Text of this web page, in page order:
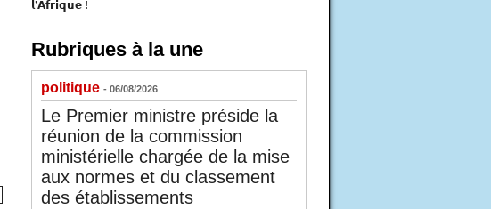
𝗹’𝗔𝗳𝗿𝗶𝗾𝘂𝗲 !
Rubriques à la une
politique - 06/08/2026
Le Premier ministre préside la
réunion de la commission
ministérielle chargée de la mise
aux normes et du classement
des établissements